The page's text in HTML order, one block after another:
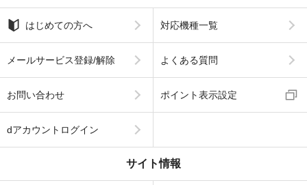
はじめての方へ 対応機種一覧
メールサービス登録/解除 よくある質問
お問い合わせ ポイント表示設定
dアカウントログイン
サイト情報